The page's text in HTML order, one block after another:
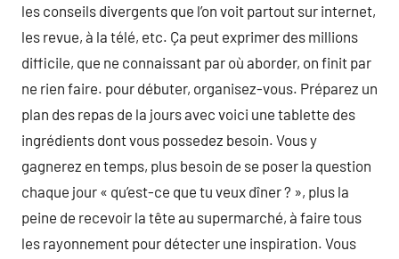
les conseils divergents que l’on voit partout sur internet,
les revue, à la télé, etc. Ça peut exprimer des millions
difficile, que ne connaissant par où aborder, on finit par
ne rien faire. pour débuter, organisez-vous. Préparez un
plan des repas de la jours avec voici une tablette des
ingrédients dont vous possedez besoin. Vous y
gagnerez en temps, plus besoin de se poser la question
chaque jour « qu’est-ce que tu veux dîner ? », plus la
peine de recevoir la tête au supermarché, à faire tous
les rayonnement pour détecter une inspiration. Vous